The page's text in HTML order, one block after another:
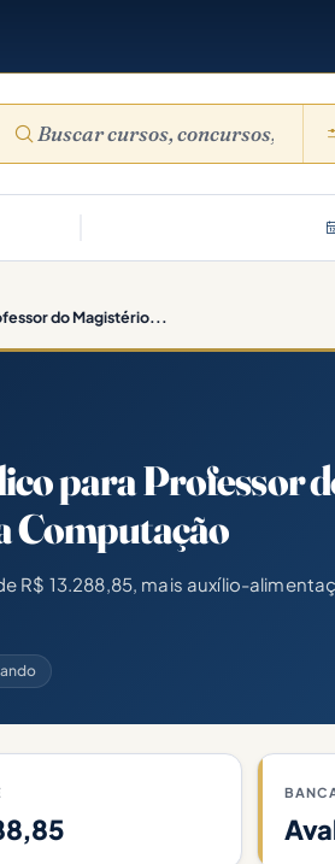
do Magistério...
para Professor
Computação
13.288,85, mais auxílio-